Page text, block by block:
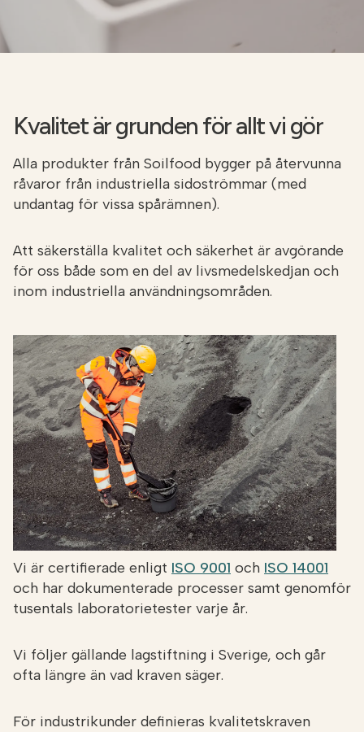
Kvalitet är grunden för allt vi gör
Alla produkter från Soilfood bygger på återvunna
råvaror från industriella sidoströmmar (med
undantag för vissa spårämnen).
Att säkerställa kvalitet och säkerhet är avgörande
för oss både som en del av livsmedelskedjan och
inom industriella användningsområden.
Vi är certifierade enligt ISO 9001 och ISO 14001
och har dokumenterade processer samt genomför
tusentals laboratorietester varje år.
Vi följer gällande lagstiftning i Sverige, och går
ofta längre än vad kraven säger.
För industrikunder definieras kvalitetskraven